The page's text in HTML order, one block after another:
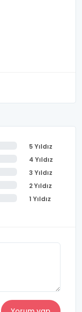
5 Yıldız
4 Yıldız
3 Yıldız
2 Yıldız
1 Yıldız